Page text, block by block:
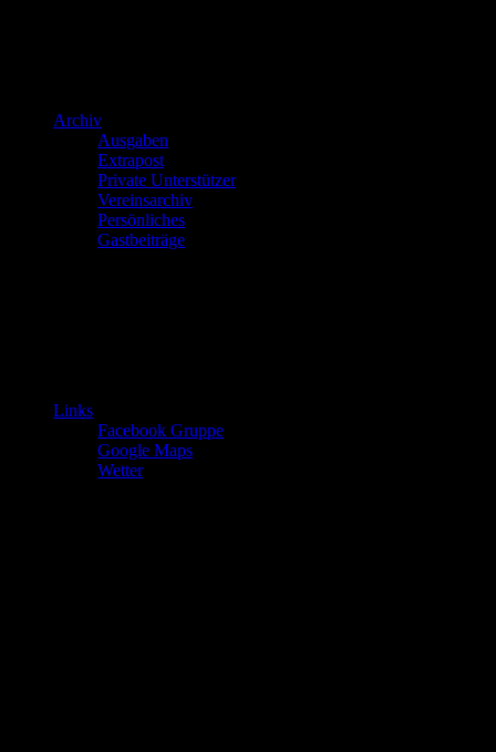
Archiv
Ausgaben
Extrapost
Private Unterstützer
Vereinsarchiv
Persönliches
Gastbeiträge
Links
Facebook Gruppe
Google Maps
Wetter